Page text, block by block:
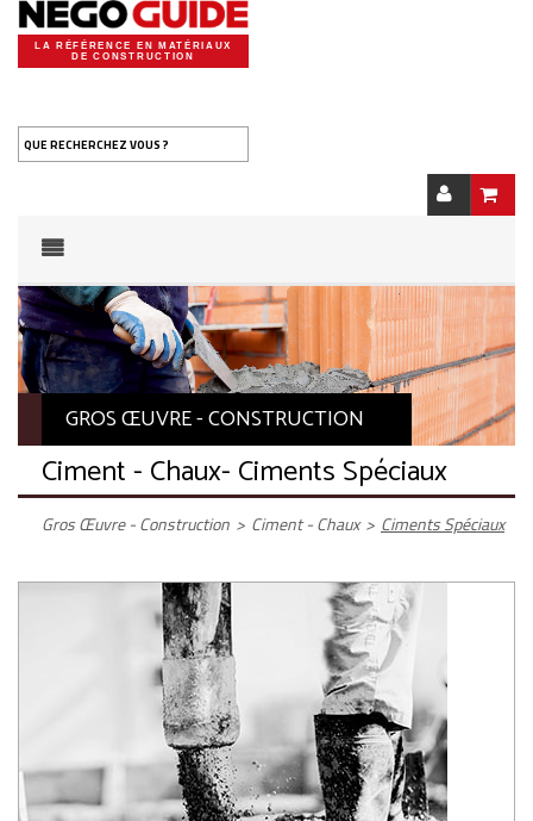
LA RÉFÉRENCE EN MATÉRIAUX
DE CONSTRUCTION
QUE RECHERCHEZ VOUS ?
GROS ŒUVRE - CONSTRUCTION
Ciment - Chaux- Ciments Spéciaux
Gros Œuvre - Construction > Ciment - Chaux > Ciments Spéciaux